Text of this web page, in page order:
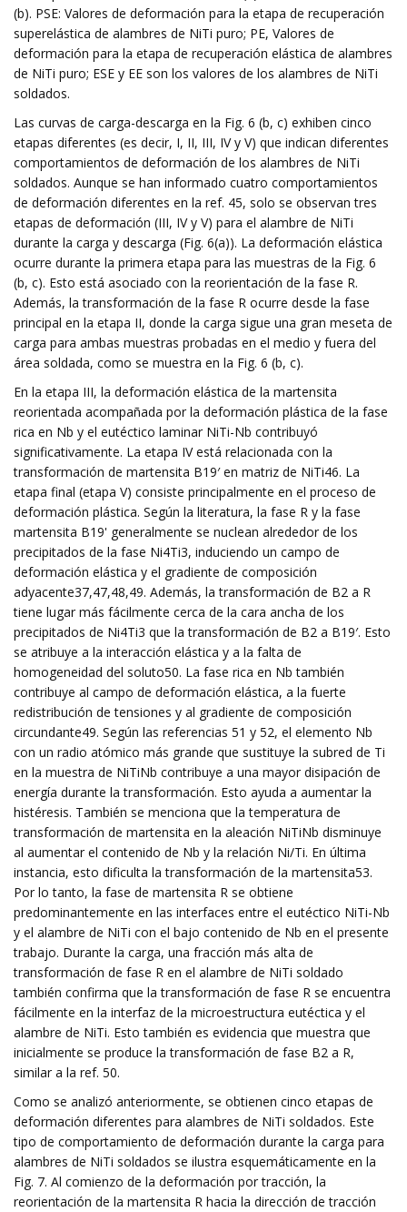
(b). PSE: Valores de deformación para la etapa de recuperación
superelástica de alambres de NiTi puro; PE, Valores de
deformación para la etapa de recuperación elástica de alambres
de NiTi puro; ESE y EE son los valores de los alambres de NiTi
soldados.
Las curvas de carga-descarga en la Fig. 6 (b, c) exhiben cinco
etapas diferentes (es decir, I, II, III, IV y V) que indican diferentes
comportamientos de deformación de los alambres de NiTi
soldados. Aunque se han informado cuatro comportamientos
de deformación diferentes en la ref. 45, solo se observan tres
etapas de deformación (III, IV y V) para el alambre de NiTi
durante la carga y descarga (Fig. 6(a)). La deformación elástica
ocurre durante la primera etapa para las muestras de la Fig. 6
(b, c). Esto está asociado con la reorientación de la fase R.
Además, la transformación de la fase R ocurre desde la fase
principal en la etapa II, donde la carga sigue una gran meseta de
carga para ambas muestras probadas en el medio y fuera del
área soldada, como se muestra en la Fig. 6 (b, c).
En la etapa III, la deformación elástica de la martensita
reorientada acompañada por la deformación plástica de la fase
rica en Nb y el eutéctico laminar NiTi-Nb contribuyó
significativamente. La etapa IV está relacionada con la
transformación de martensita B19′ en matriz de NiTi46. La
etapa final (etapa V) consiste principalmente en el proceso de
deformación plástica. Según la literatura, la fase R y la fase
martensita B19' generalmente se nuclean alrededor de los
precipitados de la fase Ni4Ti3, induciendo un campo de
deformación elástica y el gradiente de composición
adyacente37,47,48,49. Además, la transformación de B2 a R
tiene lugar más fácilmente cerca de la cara ancha de los
precipitados de Ni4Ti3 que la transformación de B2 a B19′. Esto
se atribuye a la interacción elástica y a la falta de
homogeneidad del soluto50. La fase rica en Nb también
contribuye al campo de deformación elástica, a la fuerte
redistribución de tensiones y al gradiente de composición
circundante49. Según las referencias 51 y 52, el elemento Nb
con un radio atómico más grande que sustituye la subred de Ti
en la muestra de NiTiNb contribuye a una mayor disipación de
energía durante la transformación. Esto ayuda a aumentar la
histéresis. También se menciona que la temperatura de
transformación de martensita en la aleación NiTiNb disminuye
al aumentar el contenido de Nb y la relación Ni/Ti. En última
instancia, esto dificulta la transformación de la martensita53.
Por lo tanto, la fase de martensita R se obtiene
predominantemente en las interfaces entre el eutéctico NiTi-Nb
y el alambre de NiTi con el bajo contenido de Nb en el presente
trabajo. Durante la carga, una fracción más alta de
transformación de fase R en el alambre de NiTi soldado
también confirma que la transformación de fase R se encuentra
fácilmente en la interfaz de la microestructura eutéctica y el
alambre de NiTi. Esto también es evidencia que muestra que
inicialmente se produce la transformación de fase B2 a R,
similar a la ref. 50.
Como se analizó anteriormente, se obtienen cinco etapas de
deformación diferentes para alambres de NiTi soldados. Este
tipo de comportamiento de deformación durante la carga para
alambres de NiTi soldados se ilustra esquemáticamente en la
Fig. 7. Al comienzo de la deformación por tracción, la
reorientación de la martensita R hacia la dirección de tracción